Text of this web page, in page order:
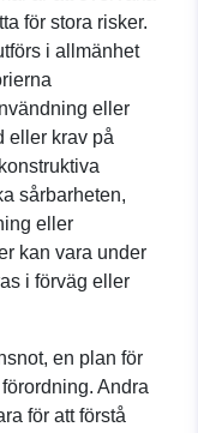
för stora risker.
i allmänhet
eller
eller krav på
sårbarheten,
eller
kan vara under
i förväg eller
en plan för
Andra
för att förstå